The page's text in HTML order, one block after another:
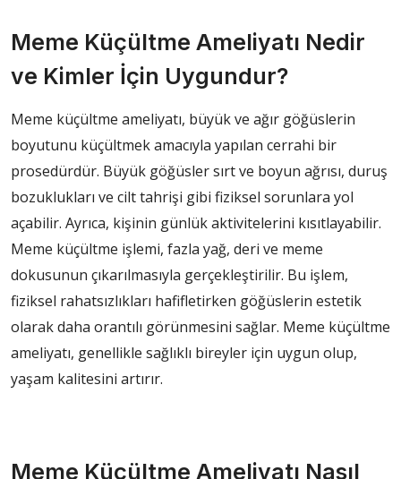
Meme Küçültme Ameliyatı Nedir
ve Kimler İçin Uygundur?
Meme küçültme ameliyatı, büyük ve ağır göğüslerin
boyutunu küçültmek amacıyla yapılan cerrahi bir
prosedürdür. Büyük göğüsler sırt ve boyun ağrısı, duruş
bozuklukları ve cilt tahrişi gibi fiziksel sorunlara yol
açabilir. Ayrıca, kişinin günlük aktivitelerini kısıtlayabilir.
Meme küçültme işlemi, fazla yağ, deri ve meme
dokusunun çıkarılmasıyla gerçekleştirilir. Bu işlem,
fiziksel rahatsızlıkları hafifletirken göğüslerin estetik
olarak daha orantılı görünmesini sağlar. Meme küçültme
ameliyatı, genellikle sağlıklı bireyler için uygun olup,
yaşam kalitesini artırır.
Meme Küçültme Ameliyatı Nasıl